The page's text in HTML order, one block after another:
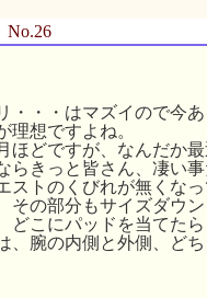
No.26
・・・はマズイので今
理想ですよね。
ほどですが、なんだか
らきっと皆さん、凄い
ストのくびれが無くな
その部分もサイズダウ
どこにパッドを当てた
、腕の内側と外側、ど